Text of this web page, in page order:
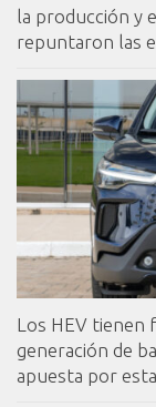
la producción y
repuntaron las
Los HEV tienen
generación de
apuesta por